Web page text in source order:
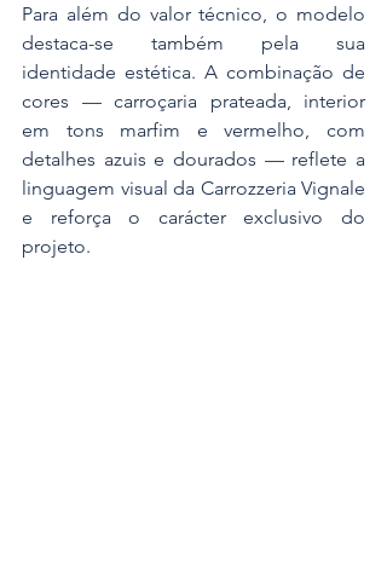
Para além do valor técnico, o modelo
destaca-se também pela sua
identidade estética. A combinação de
cores — carroçaria prateada, interior
em tons marfim e vermelho, com
detalhes azuis e dourados — reflete a
linguagem visual da Carrozzeria Vignale
e reforça o carácter exclusivo do
projeto.